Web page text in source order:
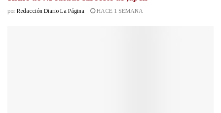
por Redacción Diario La Página HACE 1 SEMANA